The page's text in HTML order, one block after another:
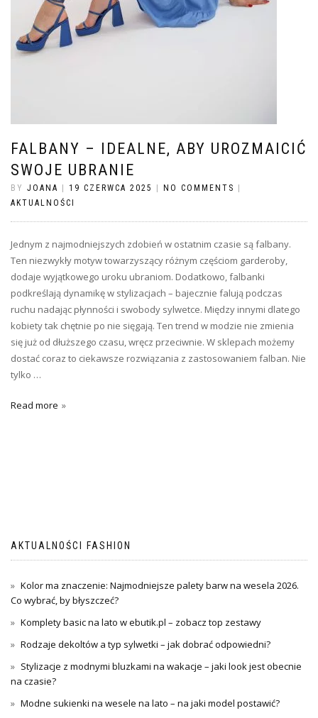
FALBANY – IDEALNE, ABY UROZMAICIĆ
SWOJE UBRANIE
BY JOANA | 19 CZERWCA 2025 | NO COMMENTS |
AKTUALNOŚCI
Jednym z najmodniejszych zdobień w ostatnim czasie są falbany.
Ten niezwykły motyw towarzyszący różnym częściom garderoby,
dodaje wyjątkowego uroku ubraniom. Dodatkowo, falbanki
podkreślają dynamikę w stylizacjach – bajecznie falują podczas
ruchu nadając płynności i swobody sylwetce. Między innymi dlatego
kobiety tak chętnie po nie sięgają. Ten trend w modzie nie zmienia
się już od dłuższego czasu, wręcz przeciwnie. W sklepach możemy
dostać coraz to ciekawsze rozwiązania z zastosowaniem falban. Nie
tylko …
Read more
AKTUALNOŚCI FASHION
Kolor ma znaczenie: Najmodniejsze palety barw na wesela 2026.
Co wybrać, by błyszczeć?
Komplety basic na lato w ebutik.pl – zobacz top zestawy
Rodzaje dekoltów a typ sylwetki – jak dobrać odpowiedni?
Stylizacje z modnymi bluzkami na wakacje – jaki look jest obecnie
na czasie?
Modne sukienki na wesele na lato – na jaki model postawić?